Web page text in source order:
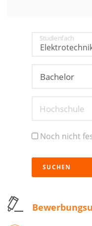
Studienfach
Hochschule
Noch nicht
SUCHEN